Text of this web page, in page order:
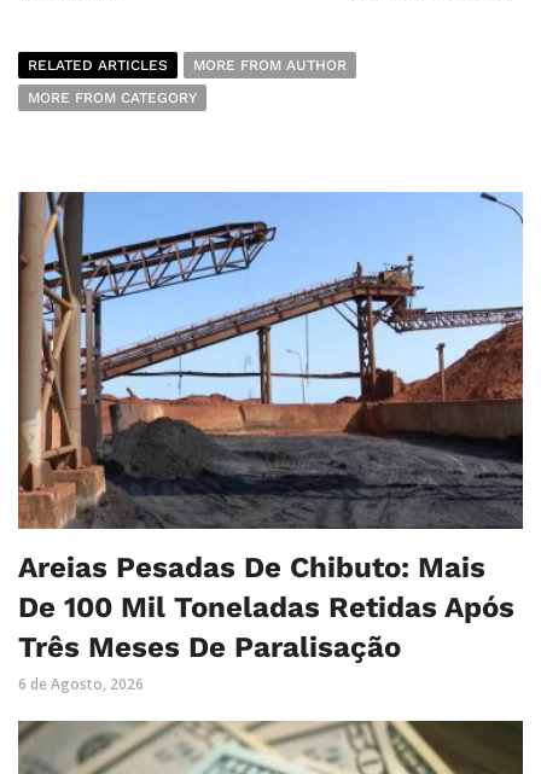
RELATED ARTICLES
MORE FROM AUTHOR
MORE FROM CATEGORY
Areias Pesadas De Chibuto: Mais
De 100 Mil Toneladas Retidas Após
Três Meses De Paralisação
6 de Agosto, 2026